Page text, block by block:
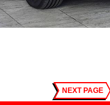
NEXT PAGE